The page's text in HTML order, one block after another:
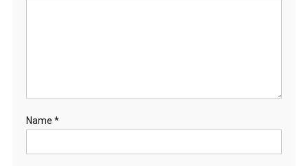
Name *